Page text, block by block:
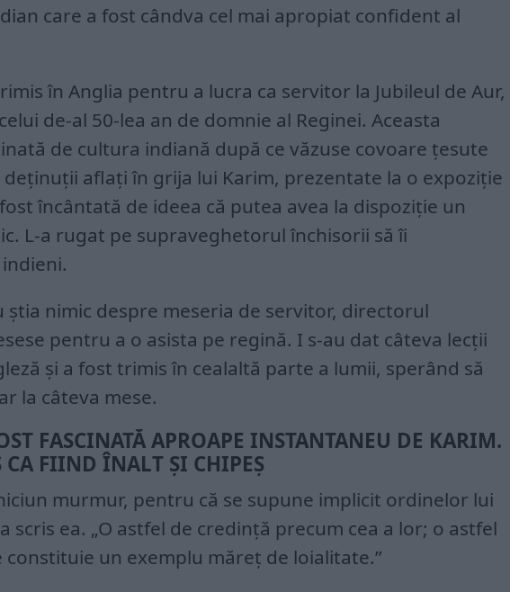
care a fost cândva cel mai apropiat confident al
în Anglia pentru a lucra ca servitor la Jubileul de Aur,
de-al 50-lea an de domnie al Reginei. Aceasta
de cultura indiană după ce văzuse covoare țesute
aflați în grija lui Karim, prezentate la o expoziție
încântată de ideea că putea avea la dispoziție un
L-a rugat pe supraveghetorul închisorii să îi
știa nimic despre meseria de servitor, directorul
pentru a o asista pe regină. I s-au dat câteva lecții
și a fost trimis în cealaltă parte a lumii, sperând să
la câteva mese.
FASCINATĂ APROAPE INSTANTANEU DE KARIM.
CA FIIND ÎNALT ȘI CHIPEȘ
murmur, pentru că se supune implicit ordinelor lui
scris ea. „O astfel de credință precum cea a lor; o astfel
constituie un exemplu măreț de loialitate.”